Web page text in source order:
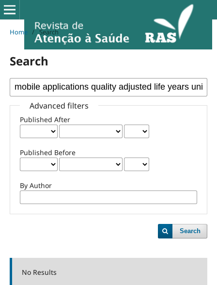
Home / Search
Search
Advanced filters
Published After
Published Before
By Author
Search
No Results